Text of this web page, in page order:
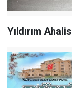
Yıldırım